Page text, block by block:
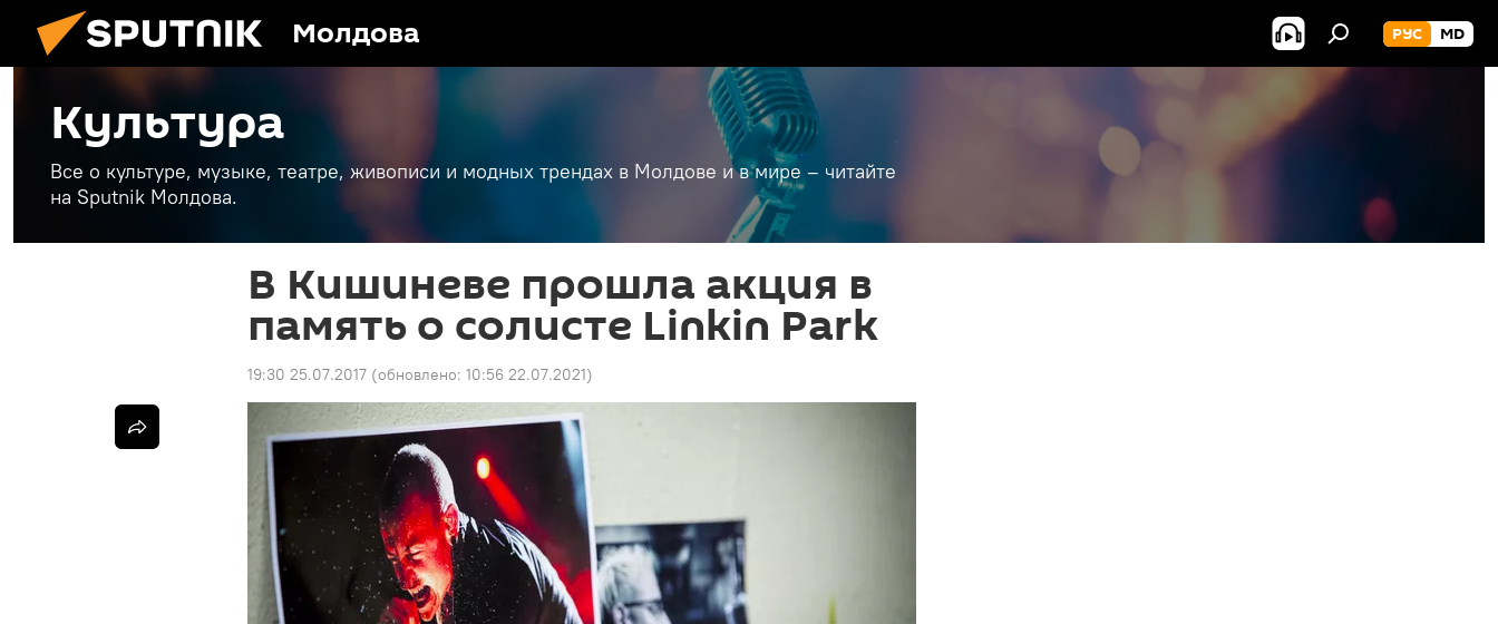
Молдова РУС MD
Культура
Все о культуре, музыке, театре, живописи и модных трендах в Молдове и в мире – читайте
на Sputnik Молдова.
В Кишиневе прошла акция в
память о солисте Linkin Park
19:30 25.07.2017 (обновлено: 10:56 22.07.2021)